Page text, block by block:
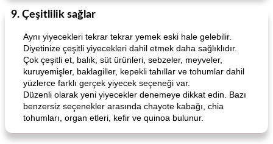
Lime, Chili and Brown Sugar Pork Chops Hazelnut-Crusted Salmon
9. Çeşitlilik sağlar
Aynı yiyecekleri tekrar tekrar yemek eski hale gelebilir.
Diyetinize çeşitli yiyecekleri dahil etmek daha sağlıklıdır.
Çok çeşitli et, balık, süt ürünleri, sebzeler, meyveler,
kuruyemişler, baklagiller, kepekli tahıllar ve tohumlar dahil
yüzlerce farklı gerçek yiyecek seçeneği var.
Düzenli olarak yeni yiyecekler denemeye dikkat edin. Bazı
benzersiz seçenekler arasında chayote kabağı, chia
tohumları, organ etleri, kefir ve quinoa bulunur.